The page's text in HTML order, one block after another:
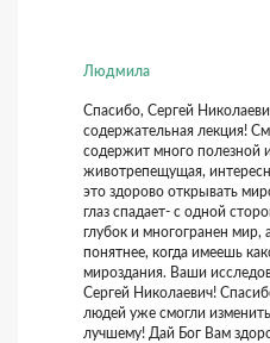
Людмила
Спасибо, Сергей
содержательная лекция!
содержит много полезной
животрепещущая,
это здорово открывать
глаз спадает- с одной
глубок и многогранен мир,
понятнее, когда имеешь
мироздания. Ваши
Сергей Николаевич!
людей уже смогли
лучшему! Дай Бог Вам